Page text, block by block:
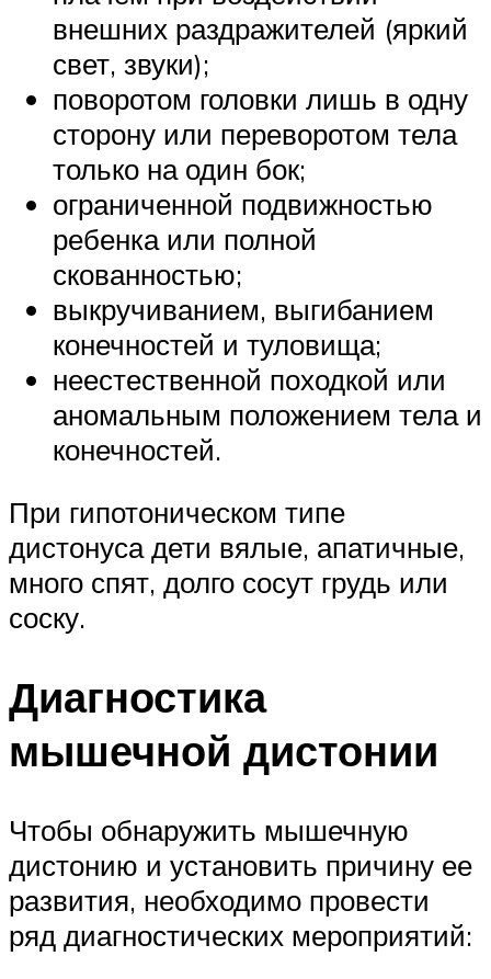
внешних раздражителей (яркий
свет, звуки);
поворотом головки лишь в одну
сторону или переворотом тела
только на один бок;
ограниченной подвижностью
ребенка или полной
скованностью;
выкручиванием, выгибанием
конечностей и туловища;
неестественной походкой или
аномальным положением тела и
конечностей.
При гипотоническом типе
дистонуса дети вялые, апатичные,
много спят, долго сосут грудь или
соску.
Диагностика
мышечной дистонии
Чтобы обнаружить мышечную
дистонию и установить причину ее
развития, необходимо провести
ряд диагностических мероприятий: